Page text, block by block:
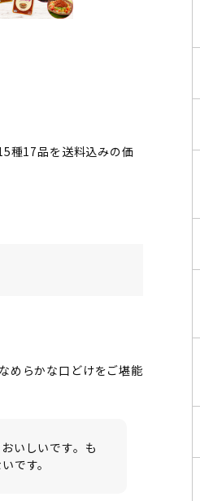
種17品を送料込みの価
めらかな口どけをご堪能
いしいです。も
です。